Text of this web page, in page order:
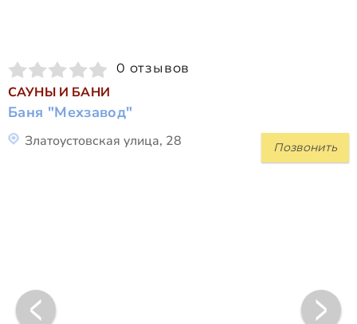
0 отзывов
САУНЫ И БАНИ
Баня "Мехзавод"
Позвонить
Златоустовская улица, 28